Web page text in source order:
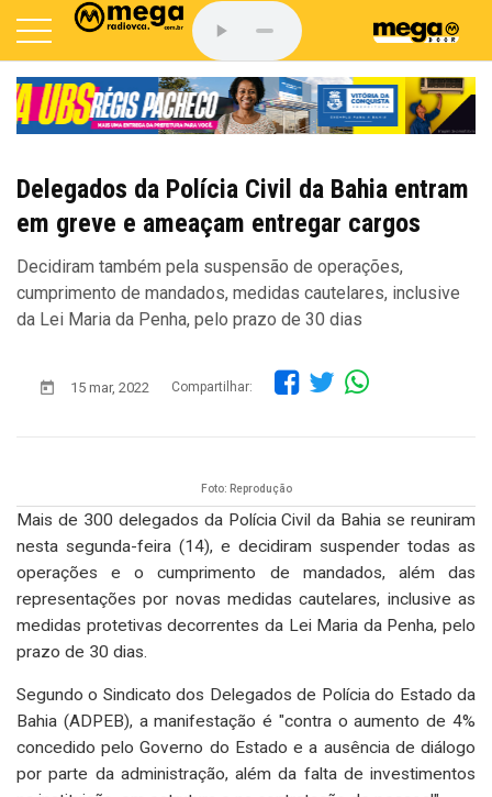
Delegados da Polícia Civil da Bahia entram
em greve e ameaçam entregar cargos
Decidiram também pela suspensão de operações,
cumprimento de mandados, medidas cautelares, inclusive
da Lei Maria da Penha, pelo prazo de 30 dias
15 mar, 2022 Compartilhar:
Foto: Reprodução
Mais de 300 delegados da Polícia Civil da Bahia se reuniram
nesta segunda-feira (14), e decidiram suspender todas as
operações e o cumprimento de mandados, além das
representações por novas medidas cautelares, inclusive as
medidas protetivas decorrentes da Lei Maria da Penha, pelo
prazo de 30 dias.
Segundo o Sindicato dos Delegados de Polícia do Estado da
Bahia (ADPEB), a manifestação é "contra o aumento de 4%
concedido pelo Governo do Estado e a ausência de diálogo
por parte da administração, além da falta de investimentos